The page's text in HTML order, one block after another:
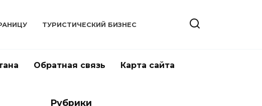
ТУРИСТИЧЕСКИЙ БИЗНЕС
Обратная связь Карта сайта
Рубрики